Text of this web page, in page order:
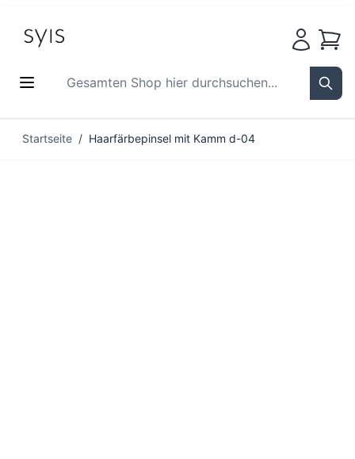
Gesamten Shop hier durchsuchen...
Startseite / Haarfärbepinsel mit Kamm d-04